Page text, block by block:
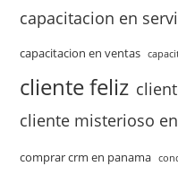
capacitacion en
capacitacion en ventas
cliente feliz
cliente misterioso
comprar crm en panama